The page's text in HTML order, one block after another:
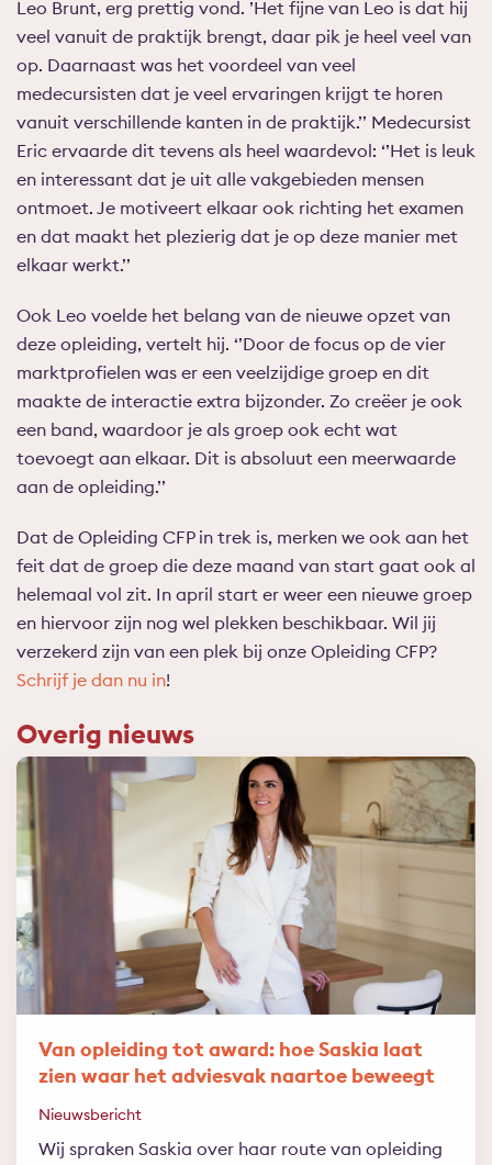
Leo Brunt, erg prettig vond. ’Het fijne van Leo is dat hij
veel vanuit de praktijk brengt, daar pik je heel veel van
op. Daarnaast was het voordeel van veel
medecursisten dat je veel ervaringen krijgt te horen
vanuit verschillende kanten in de praktijk.’’ Medecursist
Eric ervaarde dit tevens als heel waardevol: ‘’Het is leuk
en interessant dat je uit alle vakgebieden mensen
ontmoet. Je motiveert elkaar ook richting het examen
en dat maakt het plezierig dat je op deze manier met
elkaar werkt.’’
Ook Leo voelde het belang van de nieuwe opzet van
deze opleiding, vertelt hij. ‘’Door de focus op de vier
marktprofielen was er een veelzijdige groep en dit
maakte de interactie extra bijzonder. Zo creëer je ook
een band, waardoor je als groep ook echt wat
toevoegt aan elkaar. Dit is absoluut een meerwaarde
aan de opleiding.’’
Dat de Opleiding CFP in trek is, merken we ook aan het
feit dat de groep die deze maand van start gaat ook al
helemaal vol zit. In april start er weer een nieuwe groep
en hiervoor zijn nog wel plekken beschikbaar. Wil jij
verzekerd zijn van een plek bij onze Opleiding CFP?
Schrijf je dan nu in!
Overig nieuws
Van opleiding tot award: hoe Saskia laat
zien waar het adviesvak naartoe beweegt
Nieuwsbericht
Wij spraken Saskia over haar route van opleiding